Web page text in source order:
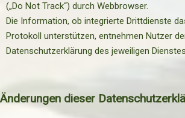
(„Do Not Track“) durch Webbrowser.
Die Information, ob integrierte Drittdienste
Protokoll unterstützen, entnehmen Nutzer
Datenschutzerklärung des jeweiligen
Änderungen dieser